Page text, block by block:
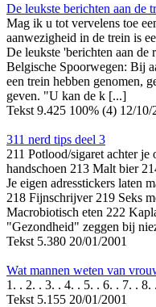
De leukste berichten aan de
Mag ik u tot vervelens toe
aanwezigheid in de trein is
De leukste 'berichten aan de
Belgische Spoorwegen: Bij
een trein hebben genomen,
geven. "U kan de k [...]
Tekst 9.425 100% (4) 12/10/
311 nerd tips deel 3
211 Potlood/sigaret achter
handschoen 213 Malt bier
Je eigen adresstickers laten
218 Fijnschrijver 219 Seks
Macrobiotisch eten 222
"Gezondheid" zeggen bij
Tekst 5.380 20/01/2001
Wat mannen weten van
1. . 2. . 3. . 4. . 5. . 6. . 7. . 8.
Tekst 5.155 20/01/2001